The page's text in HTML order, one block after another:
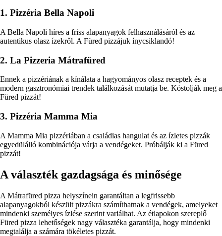
1. Pizzéria Bella Napoli
A Bella Napoli híres a friss alapanyagok felhasználásáról és az
autentikus olasz ízekről. A Füred pizzájuk ínycsiklandó!
2. La Pizzeria Mátrafüred
Ennek a pizzériának a kínálata a hagyományos olasz receptek és a
modern gasztronómiai trendek találkozását mutatja be. Kóstolják meg a
Füred pizzát!
3. Pizzéria Mamma Mia
A Mamma Mia pizzériában a családias hangulat és az ízletes pizzák
egyedülálló kombinációja várja a vendégeket. Próbálják ki a Füred
pizzát!
A választék gazdagsága és minősége
A Mátrafüred pizza helyszínein garantáltan a legfrissebb
alapanyagokból készült pizzákra számíthatnak a vendégek, amelyeket
mindenki személyes ízlése szerint variálhat. Az étlapokon szereplő
Füred pizza lehetőségek nagy választéka garantálja, hogy mindenki
megtalálja a számára tökéletes pizzát.